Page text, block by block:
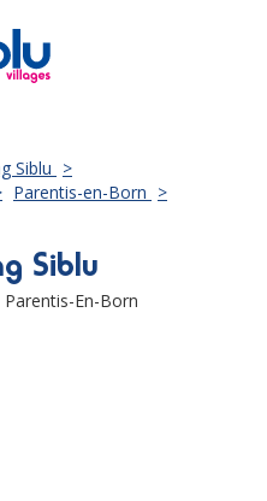
Siblu
Parentis-en-Born
Siblu
Parentis-En-Born